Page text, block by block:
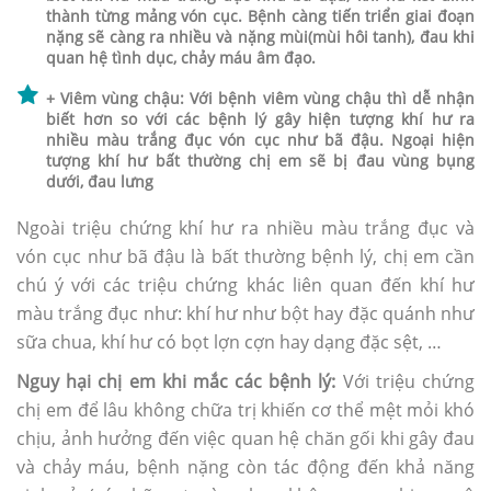
thành từng mảng vón cục. Bệnh càng tiến triển giai đoạn
nặng sẽ càng ra nhiều và nặng mùi(mùi hôi tanh), đau khi
quan hệ tình dục, chảy máu âm đạo.
+ Viêm vùng chậu: Với bệnh viêm vùng chậu thì dễ nhận
biết hơn so với các bệnh lý gây hiện tượng khí hư ra
nhiều màu trắng đục vón cục như bã đậu. Ngoại hiện
tượng khí hư bất thường chị em sẽ bị đau vùng bụng
dưới, đau lưng
Ngoài triệu chứng khí hư ra nhiều màu trắng đục và
vón cục như bã đậu là bất thường bệnh lý, chị em cần
chú ý với các triệu chứng khác liên quan đến khí hư
màu trắng đục như: khí hư như bột hay đặc quánh như
sữa chua, khí hư có bọt lợn cợn hay dạng đặc sệt, …
Nguy hại chị em khi mắc các bệnh lý: Với triệu chứng
chị em để lâu không chữa trị khiến cơ thể mệt mỏi khó
chịu, ảnh hưởng đến việc quan hệ chăn gối khi gây đau
và chảy máu, bệnh nặng còn tác động đến khả năng